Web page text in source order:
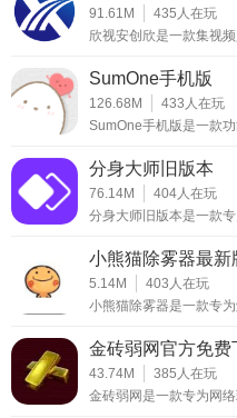
91.61M 435 人在玩
欣视安创欣是一款集视频
SumOne手机版
126.68M 433 人在玩
SumOne手机版是一款功
分身大师旧版本
76.14M 404 人在玩
分身大师旧版本是一款专
小熊猫除雾器最新
5.14M 403 人在玩
小熊猫除雾器是一款专为
金砖弱网官方免费
43.74M 385 人在玩
金砖弱网是一款专为网络